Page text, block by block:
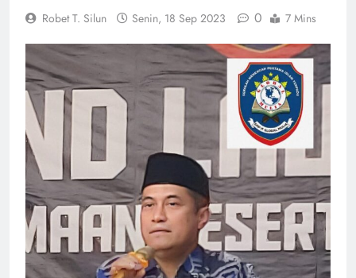
Robet T. Silun Senin, 18 Sep 2023 0 7 Mins